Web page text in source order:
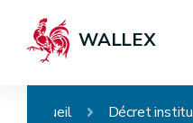
WALLEX
Accueil